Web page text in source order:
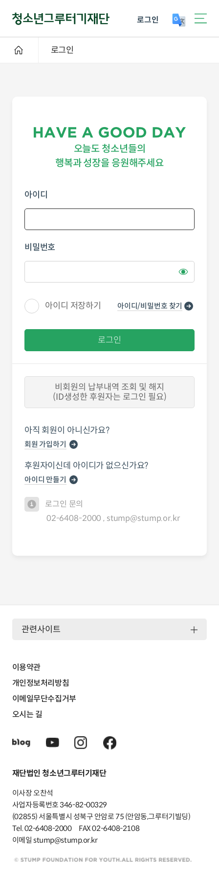
로그인
로그인
오늘도 청소년들의
행복과 성장을 응원해주세요
아이디
비밀번호
아이디 저장하기 아이디/비밀번호 찾기
로그인
비회원의 납부내역 조회 및 해지
(ID생성한 후원자는 로그인 필요)
아직 회원이 아니신가요?
회원 가입하기
후원자이신데 아이디가 없으신가요?
아이디 만들기
로그인 문의
02-6408-2000 , stump@stump.or.kr
이용약관
개인정보처리방침
이메일무단수집거부
오시는 길
재단법인 청소년그루터기재단
이사장 오찬석
사업자등록번호 346-82-00329
(02855) 서울특별시 성북구 안암로 75 (안암동,그루터기빌딩)
Tel. 02-6408-2000
FAX 02-6408-2108
이메일 stump@stump.or.kr
관련사이트